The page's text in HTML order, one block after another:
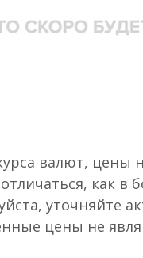
валют, цены
как в
уточняйте
цены не